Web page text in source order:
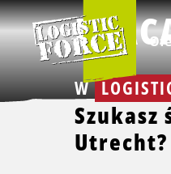
Logistic
Force
|
PL
według
Według
O nas
VIA
W
Utrecht?